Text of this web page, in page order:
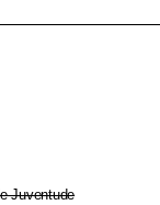
Juventude